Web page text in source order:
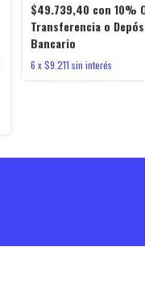
$49.739,40 con 10%
Transferencia o
Bancario
6 x$9.211 sin interés